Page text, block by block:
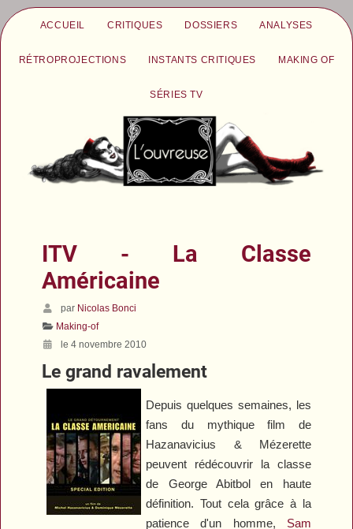
ACCUEIL CRITIQUES DOSSIERS ANALYSES
RÉTROPROJECTIONS INSTANTS CRITIQUES MAKING OF
SÉRIES TV
ITV - La Classe
Américaine
par Nicolas Bonci
Making-of
le 4 novembre 2010
Le grand ravalement
Depuis quelques semaines, les
fans du mythique film de
Hazanavicius & Mézerette
peuvent rédécouvrir la classe
de George Abitbol en haute
définition. Tout cela grâce à la
patience d'un homme, Sam